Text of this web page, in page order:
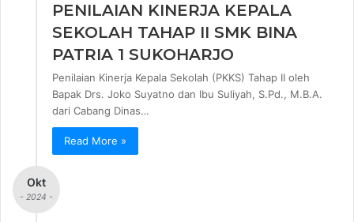
PENILAIAN KINERJA KEPALA
SEKOLAH TAHAP II SMK BINA
PATRIA 1 SUKOHARJO
Penilaian Kinerja Kepala Sekolah (PKKS) Tahap II oleh
Bapak Drs. Joko Suyatno dan Ibu Suliyah, S.Pd., M.B.A.
dari Cabang Dinas…
Read More »
Okt
- 2024 -